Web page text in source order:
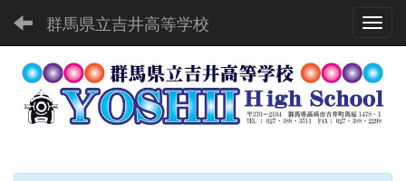
群馬県立吉井高等学校